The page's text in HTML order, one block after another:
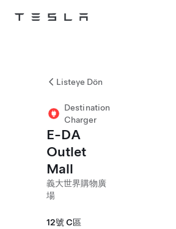
Tesla
Listeye Dön
Destination
Charger
E-DA
Outlet
Mall
義大世界購物廣
場
12號 C區